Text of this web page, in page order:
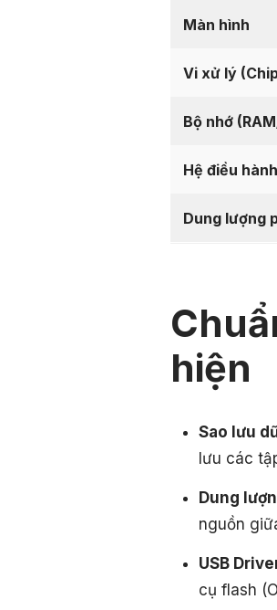
Màn hình
Vi xử lý
Bộ nhớ
Hệ điều hành
Dung lượng
hiện
Sao lưu
lưu các
Dung
nguồn
USB
cụ flash